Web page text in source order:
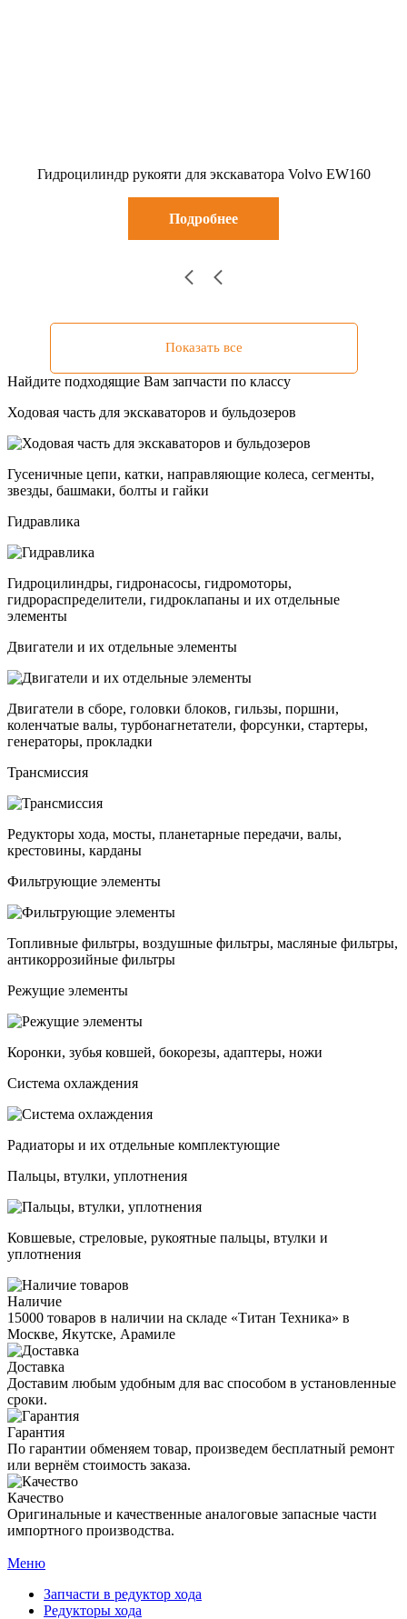
Гидроцилиндр рукояти для экскаватора Volvo EW160
Подробнее
Показать все
Найдите подходящие Вам запчасти по классу
Ходовая часть для экскаваторов и бульдозеров
Гусеничные цепи, катки, направляющие колеса, сегменты,
звезды, башмаки, болты и гайки
Гидравлика
Гидроцилиндры, гидронасосы, гидромоторы,
гидрораспределители, гидроклапаны и их отдельные
элементы
Двигатели и их отдельные элементы
Двигатели в сборе, головки блоков, гильзы, поршни,
коленчатые валы, турбонагнетатели, форсунки, стартеры,
генераторы, прокладки
Трансмиссия
Редукторы хода, мосты, планетарные передачи, валы,
крестовины, карданы
Фильтрующие элементы
Топливные фильтры, воздушные фильтры, масляные фильтры,
антикоррозийные фильтры
Режущие элементы
Коронки, зубья ковшей, бокорезы, адаптеры, ножи
Система охлаждения
Радиаторы и их отдельные комплектующие
Пальцы, втулки, уплотнения
Ковшевые, стреловые, рукоятные пальцы, втулки и
уплотнения
Наличие
15000 товаров в наличии на складе «Титан Техника» в
Москве, Якутске, Арамиле
Доставка
Доставим любым удобным для вас способом в установленные
сроки.
Гарантия
По гарантии обменяем товар, произведем бесплатный ремонт
или вернём стоимость заказа.
Качество
Оригинальные и качественные аналоговые запасные части
импортного производства.
Меню
Запчасти в редуктор хода
Редукторы хода